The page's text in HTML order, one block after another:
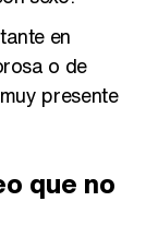
en
o de
presente
que no